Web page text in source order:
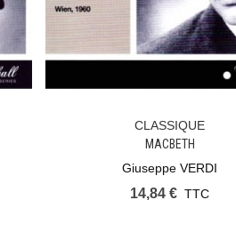
Ajouter Au Panier
CLASSIQUE
MACBETH
Giuseppe VERDI
14,84 € TTC